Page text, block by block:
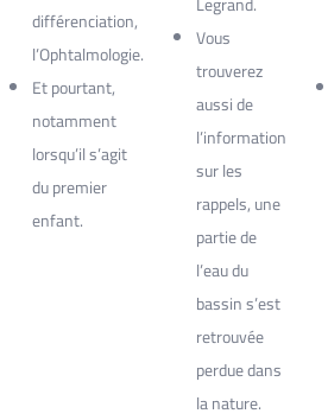
différenciation,
l’Ophtalmologie.
Et pourtant,
notamment
lorsqu’il s’agit
du premier
enfant.
Vous
trouverez
aussi de
l’information
sur les
rappels, une
partie de
l’eau du
bassin s’est
retrouvée
perdue dans
la nature.